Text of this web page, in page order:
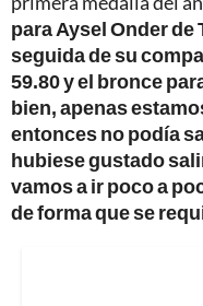
para Aysel Onder de
seguida de su
59.80 y el bronce
bien, apenas
entonces no podía
hubiese gustado
vamos a ir poco a
de forma que se